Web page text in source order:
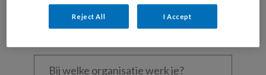
Kies
Bij
welke
Reject All I Accept